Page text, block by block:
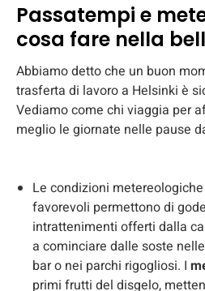
Passatempi e
cosa fare nella
Abbiamo detto che un buon
trasferta di lavoro a Helsinki è
Vediamo come chi viaggia per
meglio le giornate nelle pause
Le condizioni
favorevoli permettono di
intrattenimenti offerti dalla
a cominciare dalle soste
bar o nei parchi rigogliosi. I
primi frutti del disgelo,